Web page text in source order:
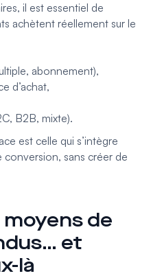
il est essentiel de
achètent réellement sur le
abonnement),
d’achat,
B2B, mixte).
est celle qui s’intègre
sans créer de
de
et
là